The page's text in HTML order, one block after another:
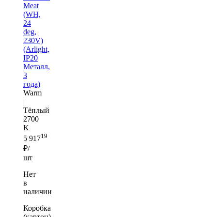
Meat
(WH,
24
deg,
230V)
(Arlight,
IP20
Металл,
3
года)
Warm
|
Тёплый
2700
K
5 91719
₽/
шт
Нет
в
наличии
Коробка